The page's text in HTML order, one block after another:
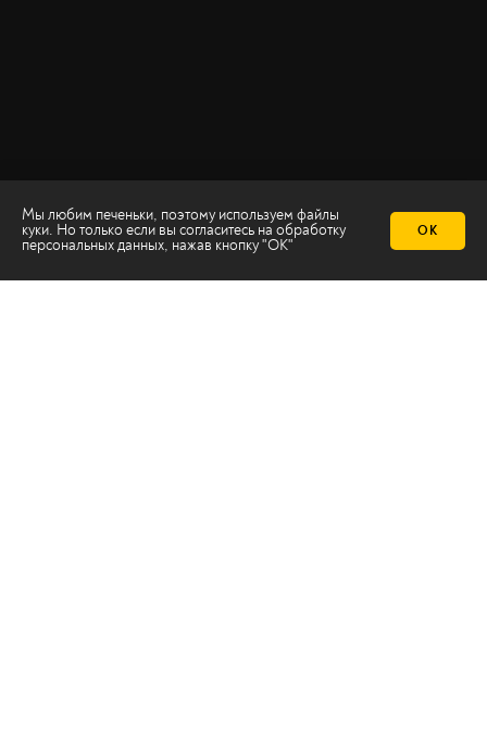
Мы любим печеньки, поэтому используем файлы
куки. Но только если вы согласитесь на обработку
персональных данных, нажав кнопку "ОК"
ОК